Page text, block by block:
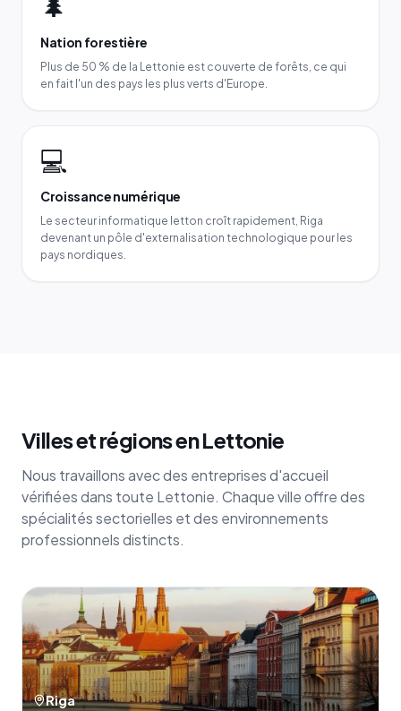
Nation forestière
Plus de 50 % de la Lettonie est couverte de forêts, ce qui
en fait l'un des pays les plus verts d'Europe.
💻
Croissance numérique
Le secteur informatique letton croît rapidement, Riga
devenant un pôle d'externalisation technologique pour les
pays nordiques.
Villes et régions en Lettonie
Nous travaillons avec des entreprises d'accueil
vérifiées dans toute Lettonie. Chaque ville offre des
spécialités sectorielles et des environnements
professionnels distincts.
Riga